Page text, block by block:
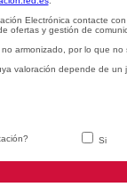
Electrónica contacte con
ofertas y gestión de
armonizado, por lo que
valoración depende de
Si